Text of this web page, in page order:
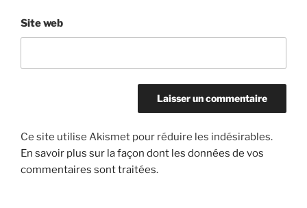
Site web
Ce site utilise Akismet pour réduire les indésirables.
En savoir plus sur la façon dont les données de vos
commentaires sont traitées.